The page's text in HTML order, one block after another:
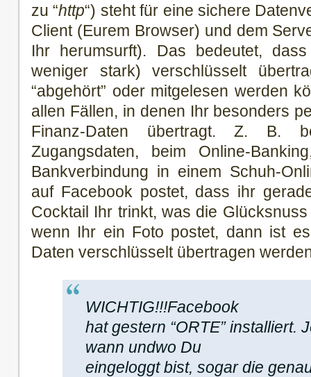
zu “http“) steht für eine sichere
Client (Eurem Browser) und dem
Ihr herumsurft). Das bedeutet,
weniger stark) verschlüsselt
“abgehört” oder mitgelesen werden
allen Fällen, in denen Ihr besonders
Finanz-Daten übertragt. Z. B.
Zugangsdaten, beim Online-
Bankverbindung in einem Schuh-
auf Facebook postet, dass ihr
Cocktail Ihr trinkt, was die
wenn Ihr ein Foto postet, dann ist
Daten verschlüsselt übertragen
WICHTIG!!!Facebook
hat gestern “ORTE” installiert.
wann undwo Du
eingeloggt bist, sogar die